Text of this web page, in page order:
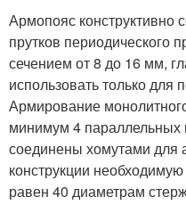
Армопояс конструктивно
прутков периодического
сечением от 8 до 16 мм,
использовать только для
Армирование
минимум 4 параллельных
соединены хомутами для
конструкции
равен 40 диаметрам